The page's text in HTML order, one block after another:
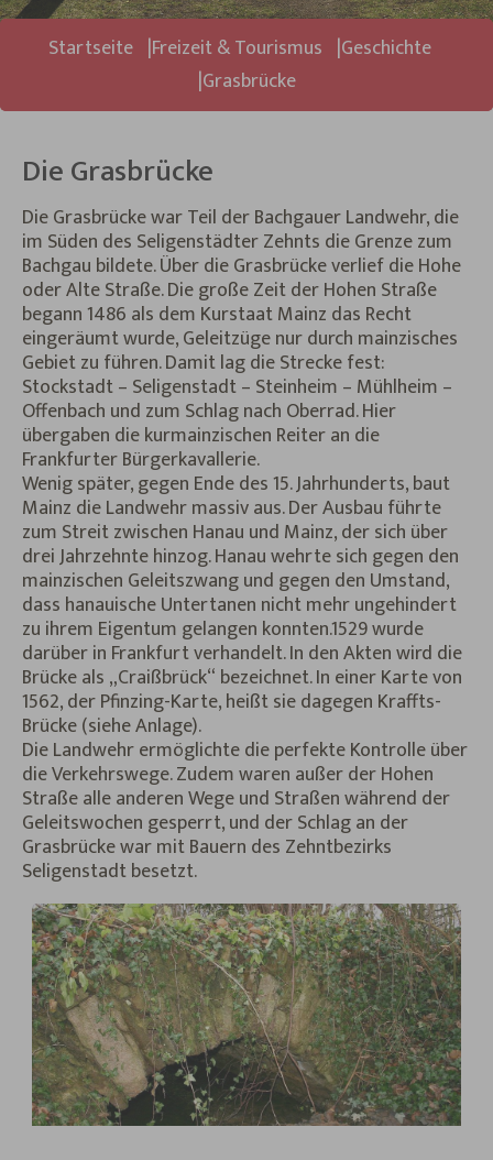
Sie sind hier:
Startseite Freizeit & Tourismus
Geschichte
Grasbrücke
Die Grasbrücke
Die Grasbrücke war Teil der Bachgauer Landwehr, die
im Süden des Seligenstädter Zehnts die Grenze zum
Bachgau bildete. Über die Grasbrücke verlief die Hohe
oder Alte Straße. Die große Zeit der Hohen Straße
begann 1486 als dem Kurstaat Mainz das Recht
eingeräumt wurde, Geleitzüge nur durch mainzisches
Gebiet zu führen. Damit lag die Strecke fest:
Stockstadt – Seligenstadt – Steinheim – Mühlheim –
Offenbach und zum Schlag nach Oberrad. Hier
übergaben die kurmainzischen Reiter an die
Frankfurter Bürgerkavallerie.
Wenig später, gegen Ende des 15. Jahrhunderts, baut
Mainz die Landwehr massiv aus. Der Ausbau führte
zum Streit zwischen Hanau und Mainz, der sich über
drei Jahrzehnte hinzog. Hanau wehrte sich gegen den
mainzischen Geleitszwang und gegen den Umstand,
dass hanauische Untertanen nicht mehr ungehindert
zu ihrem Eigentum gelangen konnten.1529 wurde
darüber in Frankfurt verhandelt. In den Akten wird die
Brücke als „Craißbrück“ bezeichnet. In einer Karte von
1562, der Pfinzing-Karte, heißt sie dagegen Kraffts-
Brücke (siehe Anlage).
Die Landwehr ermöglichte die perfekte Kontrolle über
die Verkehrswege. Zudem waren außer der Hohen
Straße alle anderen Wege und Straßen während der
Geleitswochen gesperrt, und der Schlag an der
Grasbrücke war mit Bauern des Zehntbezirks
Seligenstadt besetzt.